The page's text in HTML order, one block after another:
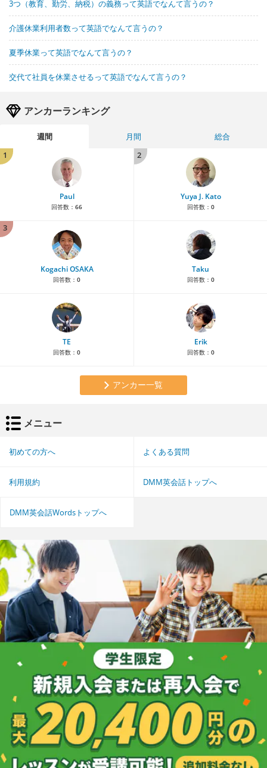
3つ（教育、勤労、納税）の義務って英語でなんて言うの？
介護休業利用者数って英語でなんて言うの？
夏季休業って英語でなんて言うの？
交代て社員を休業させるって英語でなんて言うの？
アンカーランキング
週間 月間
総合
1
Paul
回答数： 66
2
Yuya J. Kato
回答数： 0
3
Kogachi OSAKA
回答数： 0
Taku
回答数： 0
TE
回答数： 0
Erik
回答数： 0
アンカー一覧
メニュー
初めての方へ よくある質問
利用規約 DMM英会話トップへ
DMM英会話Wordsトップへ